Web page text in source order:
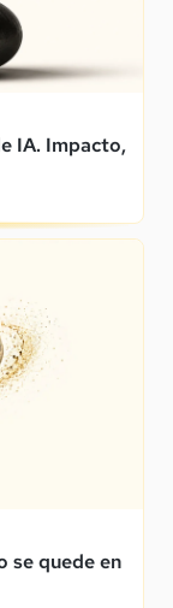
IA. Impacto,
se quede en